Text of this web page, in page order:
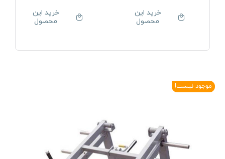
خرید این
محصول
خرید این
محصول
موجود نیست!